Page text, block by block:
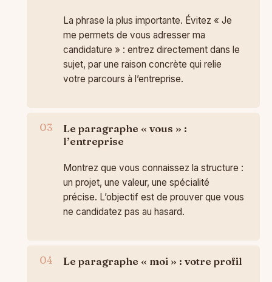
La phrase la plus importante. Évitez « Je
me permets de vous adresser ma
candidature » : entrez directement dans le
sujet, par une raison concrète qui relie
votre parcours à l’entreprise.
Le paragraphe « vous » :
l’entreprise
Montrez que vous connaissez la structure :
un projet, une valeur, une spécialité
précise. L’objectif est de prouver que vous
ne candidatez pas au hasard.
Le paragraphe « moi » : votre profil